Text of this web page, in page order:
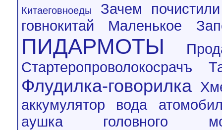
Китаеговноеды
Зачем
говнокитай
Маленькое
ПИДАРМОТЫ
Стартеропроволокосрачъ
Флудилка-говорилка
аккумулятор вода
аушка головного